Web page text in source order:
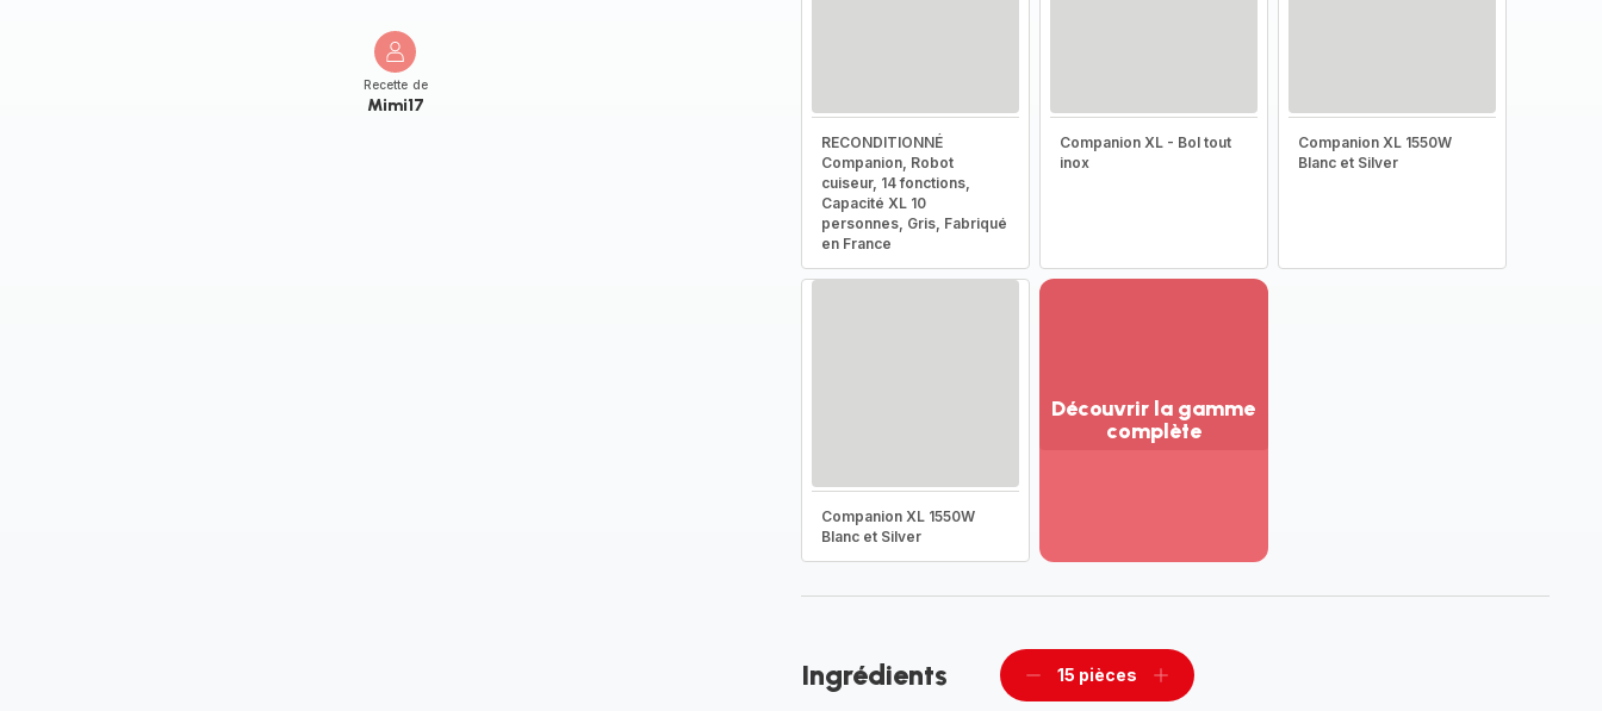
Recette de
Mimi17
RECONDITIONNÉ
Companion, Robot
cuiseur, 14 fonctions,
Capacité XL 10
personnes, Gris, Fabriqué
en France
Companion XL - Bol tout
inox
Companion XL 1550W
Blanc et Silver
Companion XL 1550W
Blanc et Silver
Découvrir la gamme
complète
complète
Ingrédients
Supprimer
15 pièces
Ajouter